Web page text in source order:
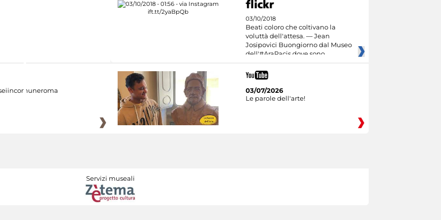
03/10/2018
Beati coloro che coltivano la
voluttà dell'attesa. — Jean
Josipovici Buongiorno dal Museo
dell'#AraPacis dove sono
03/07/2026
Le parole dell'arte!
Servizi museali